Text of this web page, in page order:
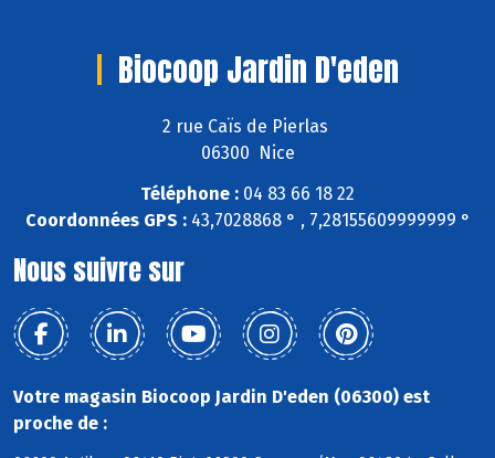
Biocoop Jardin D'eden
2 rue Caïs de Pierlas
06300 Nice
Téléphone : 04 83 66 18 22
Coordonnées GPS :43,7028868 ° , 7,28155609999999 °
Nous suivre sur
Votre magasin Biocoop Jardin D'eden (06300) est
proche de :